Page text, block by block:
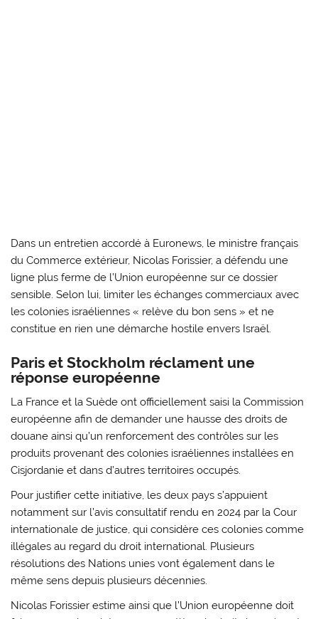
Dans un entretien accordé à Euronews, le ministre français
du Commerce extérieur, Nicolas Forissier, a défendu une
ligne plus ferme de l’Union européenne sur ce dossier
sensible. Selon lui, limiter les échanges commerciaux avec
les colonies israéliennes « relève du bon sens » et ne
constitue en rien une démarche hostile envers Israël.
Paris et Stockholm réclament une
réponse européenne
La France et la Suède ont officiellement saisi la Commission
européenne afin de demander une hausse des droits de
douane ainsi qu’un renforcement des contrôles sur les
produits provenant des colonies israéliennes installées en
Cisjordanie et dans d’autres territoires occupés.
Pour justifier cette initiative, les deux pays s’appuient
notamment sur l’avis consultatif rendu en 2024 par la Cour
internationale de justice, qui considère ces colonies comme
illégales au regard du droit international. Plusieurs
résolutions des Nations unies vont également dans le
même sens depuis plusieurs décennies.
Nicolas Forissier estime ainsi que l’Union européenne doit